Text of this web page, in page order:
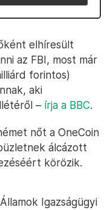
elhíresült
az FBI, most már
forintos)
aki
– írja a BBC.
nőt a OneCoin
álcázott
körözik.
Igazságügyi